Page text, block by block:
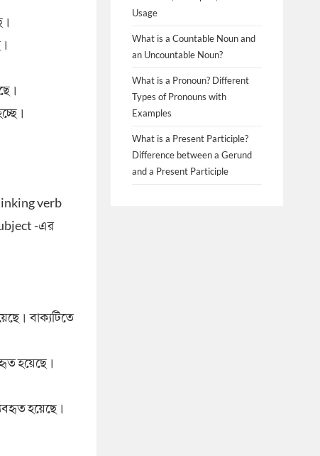
linking verb
-এর
বাক্যটিতে
হয়েছে।
হয়েছে।
Usage
What is a Countable Noun and
an Uncountable Noun?
What is a Pronoun? Different
Types of Pronouns with
Examples
What is a Present Participle?
Difference between a Gerund
and a Present Participle